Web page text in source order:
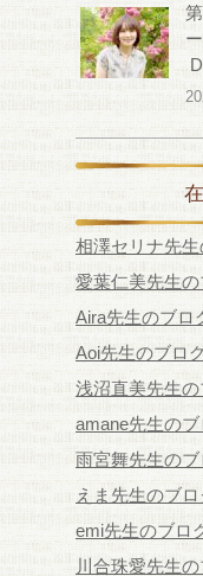
相澤セリナ先
愛葉仁美先生
Aira先生のブロ
Aoi先生のブロ
浅沼直美先生
amane先生の
雨宮舞先生の
えま先生のブ
emi先生のブロ
川合珠愛先生